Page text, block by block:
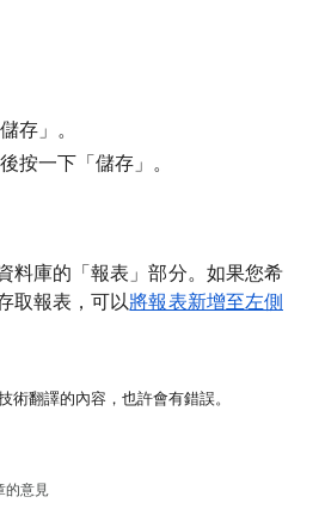
存」 。
按一下「儲存」。
料庫的「報表」部分。如果您希
取報表，可以將報表新增至左側
術翻譯的內容，也許會有錯誤。
的意見